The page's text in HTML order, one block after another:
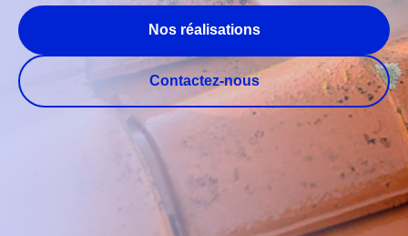
Nos réalisations
Contactez-nous